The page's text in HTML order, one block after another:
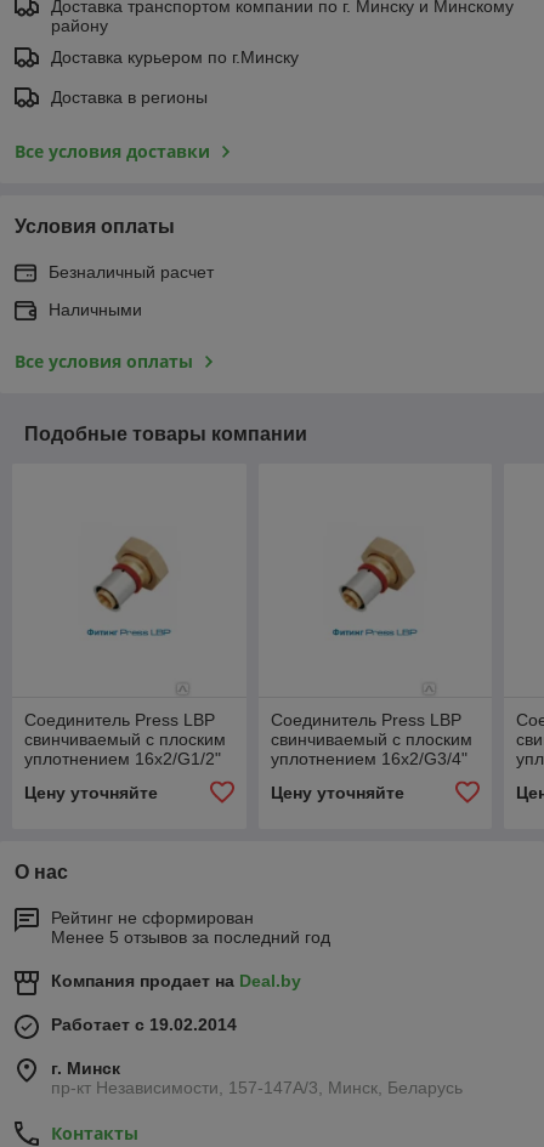
Доставка транспортом компании по г. Минску и Минскому
району
Доставка курьером по г.Минску
Доставка в регионы
Все условия доставки
Условия оплаты
Безналичный расчет
Наличными
Все условия оплаты
Подобные товары компании
Соединитель Press LBP
свинчиваемый с плоским
уплотнением 16х2/G1/2"
Цену уточняйте
Соединитель Press LBP
свинчиваемый с плоским
уплотнением 16х2/G3/4"
Цену уточняйте
О нас
Рейтинг не сформирован
Менее 5 отзывов за последний год
Компания продает на Deal.by
Работает с 19.02.2014
г. Минск
пр-кт Независимости, 157-147А/3, Минск, Беларусь
Контакты